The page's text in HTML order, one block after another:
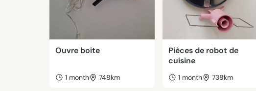
Ouvre boite
1 month 748km
Pièces de robot de
cuisine
1 month 738km